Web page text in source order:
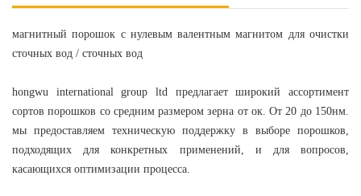
магнитный порошок с нулевым валентным магнитом для очистки
сточных вод / сточных вод
hongwu international group ltd предлагает широкий ассортимент
сортов порошков со средним размером зерна от ок. От 20 до 150нм.
мы предоставляем техническую поддержку в выборе порошков,
подходящих для конкретных применений, и для вопросов,
касающихся оптимизации процесса.